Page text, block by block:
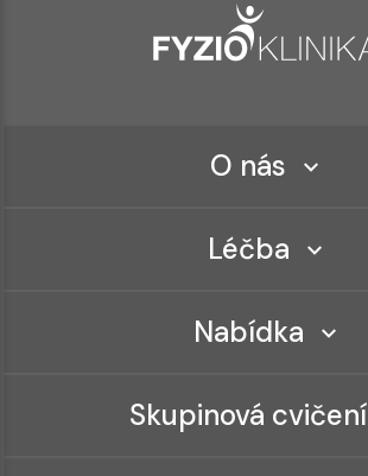
O nás
Léčba
Nabídka
Skupinová cvičení